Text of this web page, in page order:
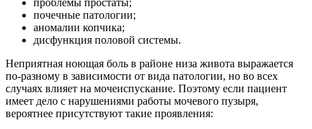
почечные патологии;
аномалии копчика;
дисфункция половой системы.
Неприятная ноющая боль в районе низа живота выражается
по-разному в зависимости от вида патологии, но во всех
случаях влияет на мочеиспускание. Поэтому если пациент
имеет дело с нарушениями работы мочевого пузыря,
вероятнее присутствуют такие проявления: